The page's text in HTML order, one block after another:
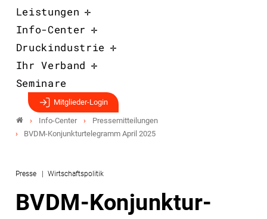
Leistungen
Info-Center
Druckindustrie
Ihr Verband
Seminare
Mitglieder-Login
Info-Center
Pressemitteilungen
BVDM-Konjunktur­telegramm April 2025
Presse Wirtschaftspolitik
BVDM-Konjunktur­